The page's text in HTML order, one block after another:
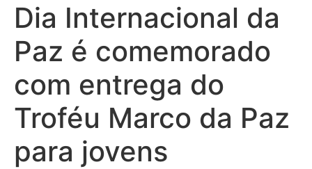
Dia Internacional da
Paz é comemorado
com entrega do
Troféu Marco da Paz
para jovens